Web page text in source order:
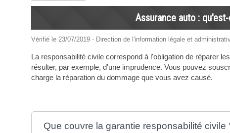
Assurance auto :
Vérifié le 23/07/2019 - Direction de l'information légale et
La responsabilité civile correspond à l'obligation de réparer
résulter, par exemple, d'une imprudence. Vous pouvez
charge la réparation du dommage que vous avez causé.
Que couvre la garantie responsabilité civile